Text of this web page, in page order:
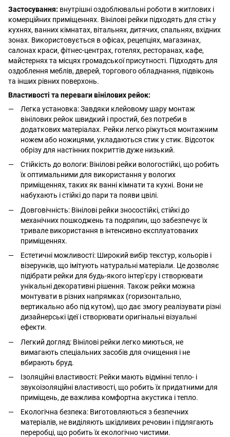
Застосування: внутрішні оздоблювальні роботи в житлових і
комерційних приміщеннях. Вінілові рейки підходять для стін у
кухнях, ванних кімнатах, вітальнях, дитячих, спальнях, вхідних
зонах. Використовується в офісах, рецепціях, магазинах,
салонах краси, фітнес-центрах, готелях, ресторанах, кафе,
майстернях та місцях громадської присутності. Підходять для
оздоблення меблів, дверей, торгового обладнання, підвіконь
та інших рівних поверхонь.
Властивості та переваги вінілових рейок:
Легка установка: Завдяки клейовому шару монтаж
вінілових рейок швидкий і простий, без потреби в
додаткових матеріалах. Рейки легко ріжуться монтажним
ножем або ножицями, укладаються стик у стик. Відсоток
обрізу для настінних покриттів дуже низький.
Стійкість до вологи: Вінілові рейки вологостійкі, що робить
їх оптимальними для використання у вологих
приміщеннях, таких як ванні кімнати та кухні. Вони не
набухають і стійкі до пари та появи цвілі.
Довговічність: Вінілові рейки зносостійкі, стійкі до
механічних пошкоджень та подряпин, що забезпечує їх
тривале використання в інтенсивно експлуатованих
приміщеннях.
Естетичні можливості: Широкий вибір текстур, кольорів і
візерунків, що імітують натуральні матеріали. Це дозволяє
підібрати рейки для будь-якого інтер'єру і створювати
унікальні декоративні рішення. Також рейки можна
монтувати в різних напрямках (горизонтально,
вертикально або під кутом), що дає змогу реалізувати різні
дизайнерські ідеї і створювати оригінальні візуальні
ефекти.
Легкий догляд: Вінілові рейки легко миються, не
вимагають спеціальних засобів для очищення і не
вбирають бруд.
Ізоляційні властивості: Рейки мають відмінні тепло- і
звукоізоляційні властивості, що робить їх придатними для
приміщень, де важлива комфортна акустика і тепло.
Екологічна безпека: Виготовляються з безпечних
матеріалів, не виділяють шкідливих речовин і підлягають
переробці, що робить їх екологічно чистими.